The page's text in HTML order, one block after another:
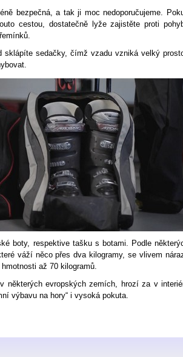
bezpečná, a tak ji moc nedoporučujeme.
cestou, dostatečně lyže zajistěte proti
sklápíte sedačky, čímž vzadu vzniká velký
boty, respektive tašku s botami. Podle
váží něco přes dva kilogramy, se vlivem
až 70 kilogramů.
některých evropských zemích, hrozí za v
výbavu na hory“ i vysoká pokuta.